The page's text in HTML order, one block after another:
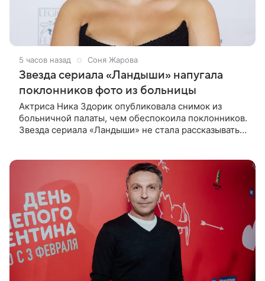
5 часов назад Соня Жарова
Звезда сериала «Ландыши» напугала
поклонников фото из больницы
Актриса Ника Здорик опубликовала снимок из
больничной палаты, чем обеспокоила поклонников.
Звезда сериала «Ландыши» не стала рассказывать,